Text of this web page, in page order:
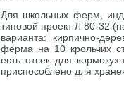
Для школьных ферм,
типовой проект Л 80-32
варианта: кирпично-
ферма на 10 крольчих
есть отсек для
приспособлено для